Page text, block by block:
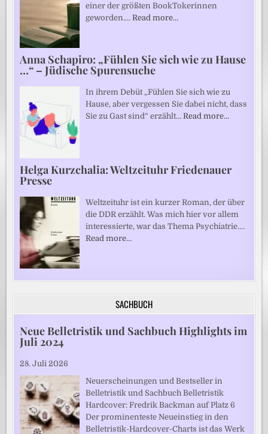
einer der größten BookTokerinnen
geworden.…Read more…
Anna Schapiro: „Fühlen Sie sich wie zu Hause
…“ – Jüdische Spurensuche
In ihrem Debüt „Fühlen Sie sich wie zu
Hause, aber vergessen Sie dabei nicht, dass
Sie zu Gast sind“ erzählt…Read more…
Helga Kurzchalia: Weltzeituhr Friedenauer
Presse
Weltzeituhr ist ein kurzer Roman, der über
die DDR erzählt. Was mich hier vor allem
interessierte, war das Thema Psychiatrie.…
Read more…
SACHBUCH
Neue Belletristik und Sachbuch Highlights im
Juli 2024
28. Juli 2026
Neuerscheinungen und Bestseller in
Belletristik und Sachbuch Belletristik
Hardcover: Fredrik Backman auf Platz 6
Der prominenteste Neueinstieg in den
Belletristik-Hardcover-Charts ist das Werk